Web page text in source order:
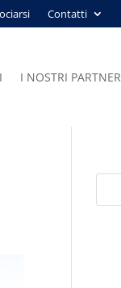
Contatti
I NOSTRI PARTNER